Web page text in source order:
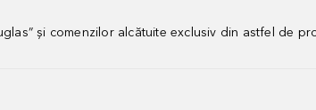
și comenzilor alcătuite exclusiv din astfel de